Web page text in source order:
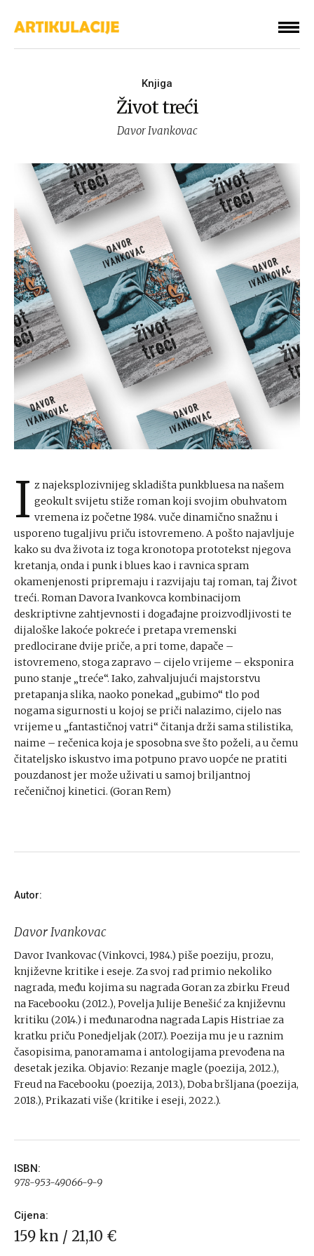
Knjiga
Život treći
Davor Ivankovac
I z najeksplozivnijeg skladišta punkbluesa na našem
geokult svijetu stiže roman koji svojim obuhvatom
vremena iz početne 1984. vuče dinamično snažnu i
usporeno tugaljivu priču istovremeno. A pošto najavljuje
kako su dva života iz toga kronotopa prototekst njegova
kretanja, onda i punk i blues kao i ravnica spram
okamenjenosti pripremaju i razvijaju taj roman, taj Život
treći. Roman Davora Ivankovca kombinacijom
deskriptivne zahtjevnosti i događajne proizvodljivosti te
dijaloške lakoće pokreće i pretapa vremenski
predlocirane dvije priče, a pri tome, dapače –
istovremeno, stoga zapravo – cijelo vrijeme – eksponira
puno stanje „treće“. Iako, zahvaljujući majstorstvu
pretapanja slika, naoko ponekad „gubimo“ tlo pod
nogama sigurnosti u kojoj se priči nalazimo, cijelo nas
vrijeme u „fantastičnoj vatri“ čitanja drži sama stilistika,
naime – rečenica koja je sposobna sve što poželi, a u čemu
čitateljsko iskustvo ima potpuno pravo uopće ne pratiti
pouzdanost jer može uživati u samoj briljantnoj
rečeničnoj kinetici. (Goran Rem)
Autor:
Davor Ivankovac
Davor Ivankovac (Vinkovci, 1984.) piše poeziju, prozu,
književne kritike i eseje. Za svoj rad primio nekoliko
nagrada, među kojima su nagrada Goran za zbirku Freud
na Facebooku (2012.), Povelja Julije Benešić za književnu
kritiku (2014.) i međunarodna nagrada Lapis Histriae za
kratku priču Ponedjeljak (2017.). Poezija mu je u raznim
časopisima, panoramama i antologijama prevođena na
desetak jezika. Objavio: Rezanje magle (poezija, 2012.),
Freud na Facebooku (poezija, 2013.), Doba bršljana (poezija,
2018.), Prikazati više (kritike i eseji, 2022.).
ISBN:
978-953-49066-9-9
Cijena:
159 kn / 21,10 €